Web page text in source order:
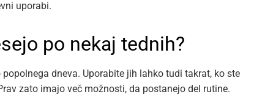
uporabi.
po nekaj tednih?
dneva. Uporabite jih lahko tudi takrat, ko ste
zato imajo več možnosti, da postanejo del rutine.